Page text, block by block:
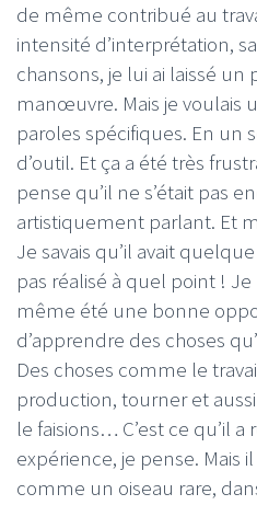
de même contribué au
intensité d’interprétation,
chansons, je lui ai laissé
manœuvre. Mais je voulais
paroles spécifiques. En un
d’outil. Et ça a été très
pense qu’il ne s’était pas
artistiquement parlant. Et
Je savais qu’il avait
pas réalisé à quel point !
même été une bonne
d’apprendre des choses
Des choses comme le
production, tourner et
le faisions… C’est ce qu’il
expérience, je pense. Mais
comme un oiseau rare,